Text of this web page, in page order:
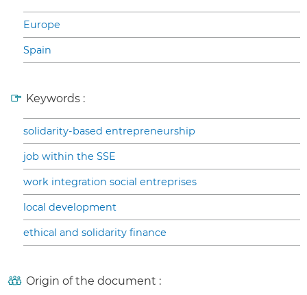
Europe
Spain
Keywords :
solidarity-based entrepreneurship
job within the SSE
work integration social entreprises
local development
ethical and solidarity finance
Origin of the document :